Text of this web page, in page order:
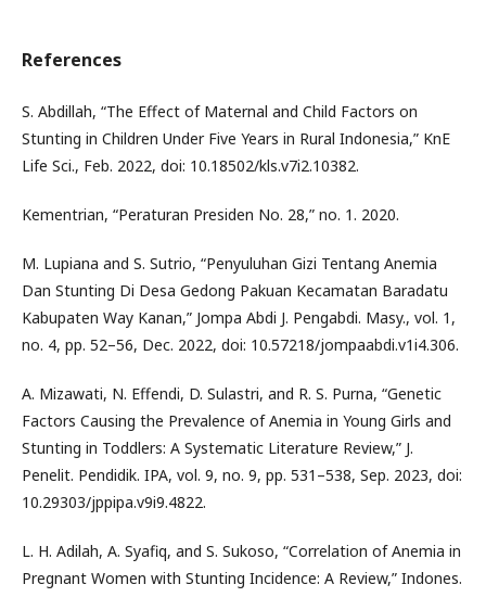
References
S. Abdillah, “The Effect of Maternal and Child Factors on
Stunting in Children Under Five Years in Rural Indonesia,” KnE
Life Sci., Feb. 2022, doi: 10.18502/kls.v7i2.10382.
Kementrian, “Peraturan Presiden No. 28,” no. 1. 2020.
M. Lupiana and S. Sutrio, “Penyuluhan Gizi Tentang Anemia
Dan Stunting Di Desa Gedong Pakuan Kecamatan Baradatu
Kabupaten Way Kanan,” Jompa Abdi J. Pengabdi. Masy., vol. 1,
no. 4, pp. 52–56, Dec. 2022, doi: 10.57218/jompaabdi.v1i4.306.
A. Mizawati, N. Effendi, D. Sulastri, and R. S. Purna, “Genetic
Factors Causing the Prevalence of Anemia in Young Girls and
Stunting in Toddlers: A Systematic Literature Review,” J.
Penelit. Pendidik. IPA, vol. 9, no. 9, pp. 531–538, Sep. 2023, doi:
10.29303/jppipa.v9i9.4822.
L. H. Adilah, A. Syafiq, and S. Sukoso, “Correlation of Anemia in
Pregnant Women with Stunting Incidence: A Review,” Indones.